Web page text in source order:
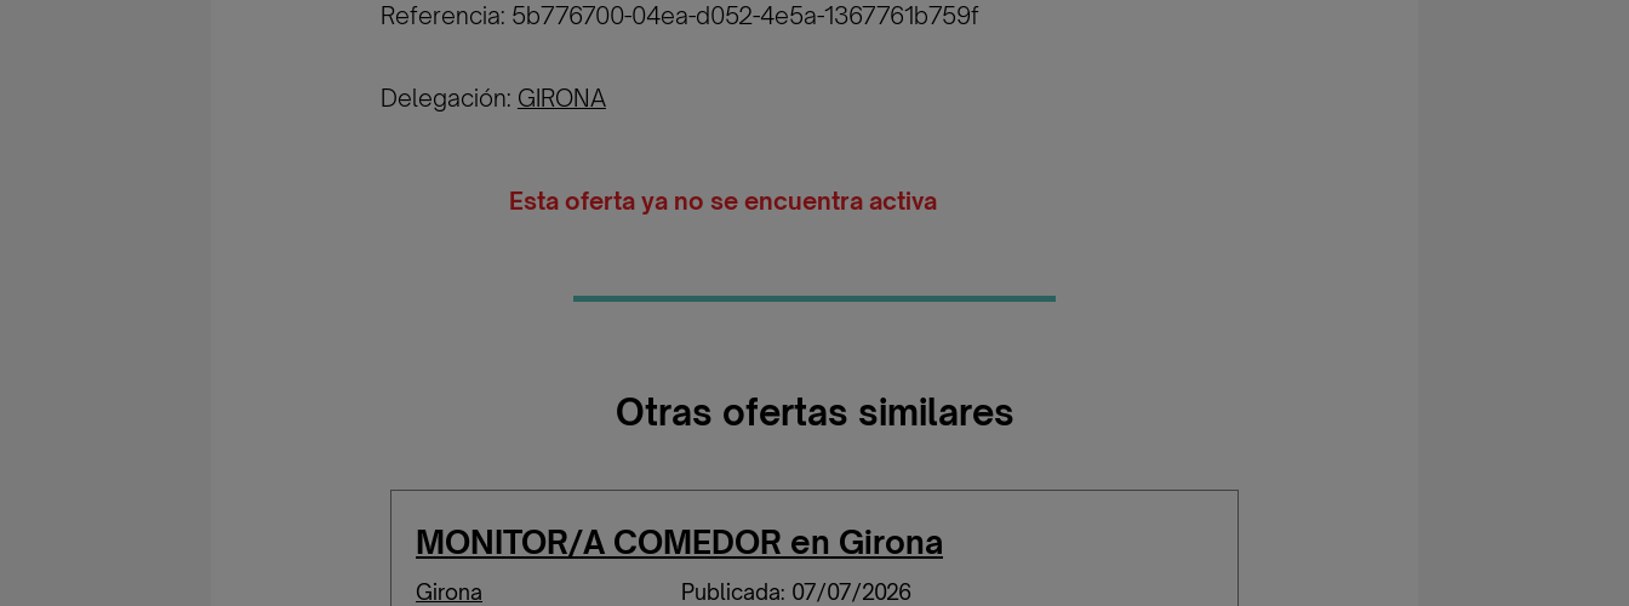
Referencia: 5b776700-04ea-d052-4e5a-1367761b759f
Delegación: GIRONA
Esta oferta ya no se encuentra activa
Otras ofertas similares
MONITOR/A COMEDOR en Girona
Girona Publicada: 07/07/2026